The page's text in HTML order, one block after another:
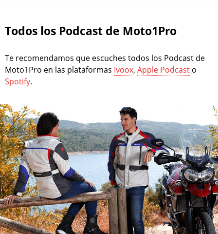
Todos los Podcast de Moto1Pro
Te recomendamos que escuches todos los Podcast de
Moto1Pro en las plataformas Ivoox, Apple Podcast o
Spotify.